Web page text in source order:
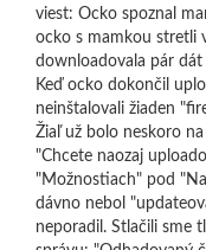
viest: Ocko spoznal
ocko s mamkou stretli
downloadovala pár
Keď ocko dokončil
neinštalovali žiaden
Žiaľ už bolo neskoro
"Chcete naozaj
"Možnostiach" pod
dávno nebol
neporadil. Stlačili sme